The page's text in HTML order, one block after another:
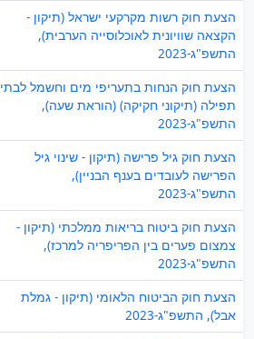
הצעת חוק רשות מקרקעי ישראל (תיקון -
הקצאה שוויונית לאוכלוסייה הערבית),
התשפ"ג-2023
הצעת חוק הנחות בתעריפי מים וחשמל לבתי
תפילה (תיקוני חקיקה) (הוראת שעה),
התשפ"ג-2023
הצעת חוק גיל פרישה (תיקון - שינוי גיל
הפרישה לעובדים בענף הבניין),
התשפ"ג-2023
הצעת חוק ביטוח בריאות ממלכתי (תיקון -
צמצום פערים בין הפריפריה למרכז),
התשפ"ג-2023
הצעת חוק הביטוח הלאומי (תיקון - גמלת
אבל), התשפ"ג-2023